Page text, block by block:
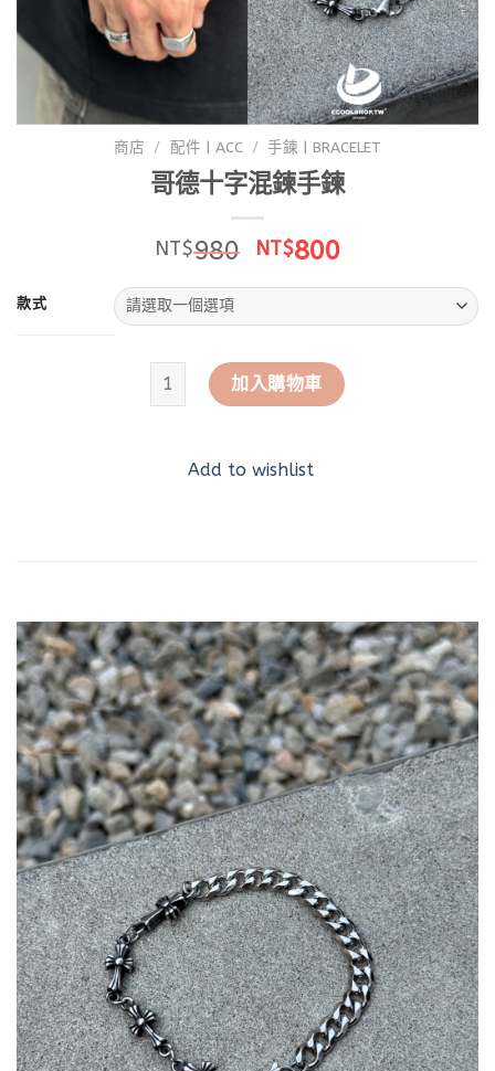
商店 / 配件 | ACC / 手鍊 | BRACELET
哥德十字混鍊手鍊
NT$980 原
格：
NT$980。
NT$800目
格：
款式
哥德十字混鍊手鍊 數量
加入購物車
Add to wishlist